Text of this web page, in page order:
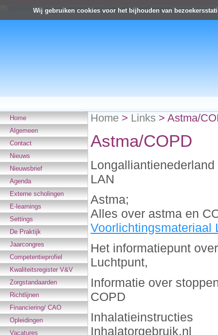
Wij gebruiken cookies voor het bijhouden van
Home
Algemeen
Contact
Nieuws
Nieuwsbrief
Agenda
Externe scholingen
E-learnings
Settings
De Praktijk
Jaarcongres
Competentieprofiel
Kwaliteitsregister V&V
Zorgstandaarden
Richtlijnen
Financiering/ CAO
Opleidingen
Vacatures
Home > Links > Astma/
Astma/COPD
Longalliantienederland
LAN
Astma;
Alles over astma en
Voorlichtingsmateriaal
Het informatiepunt
Luchtpunt,
Informatie over
COPD
Inhalatieinstructies
Inhalatorgebruik.nl